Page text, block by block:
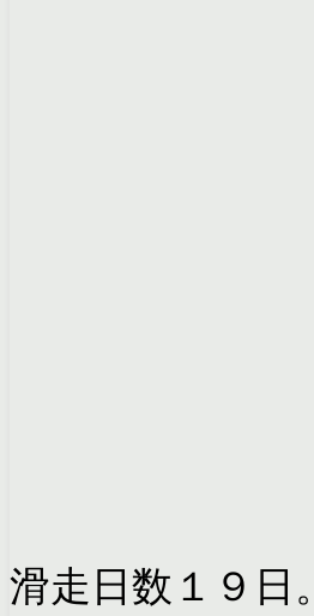
滑走日数１９日。